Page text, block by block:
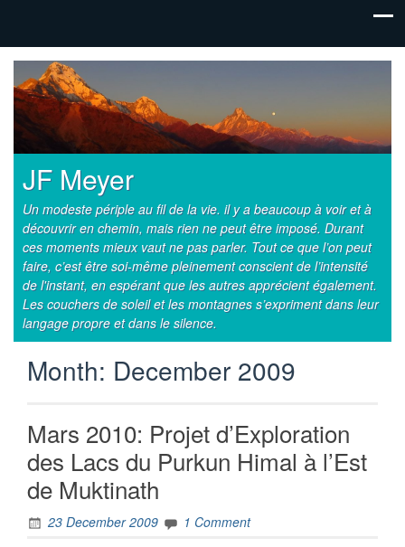
JF Meyer
Un modeste périple au fil de la vie. il y a beaucoup à voir et à
découvrir en chemin, mais rien ne peut être imposé. Durant
ces moments mieux vaut ne pas parler. Tout ce que l’on peut
faire, c’est être soi-même pleinement conscient de l’intensité
de l'instant, en espérant que les autres apprécient également.
Les couchers de soleil et les montagnes s’expriment dans leur
langage propre et dans le silence.
Month: December 2009
Mars 2010: Projet d’Exploration
des Lacs du Purkun Himal à l’Est
de Muktinath
23 December 2009
1 Comment